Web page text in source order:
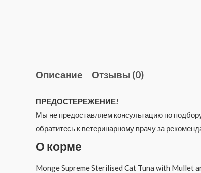
Описание Отзывы (0)
ПРЕДОСТЕРЕЖЕНИЕ!
Мы не предоставляем консультацию по
обратитесь к ветеринарному врачу за
О корме
Monge Supreme Sterilised Cat Tuna with Mullet